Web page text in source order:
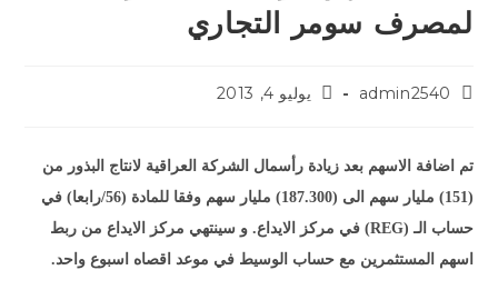
لمصرف سومر التجاري
admin2540 يوليو 4, 2013
تم اضافة الاسهم بعد زيادة رأسمال الشركة العراقية لانتاج البذور من
(151) مليار سهم الى (187.300) مليار سهم وفقا للمادة (56/رابعا) في
حساب الـ (REG) في مركز الايداع. و سينتهي مركز الايداع من ربط
اسهم المستثمرين مع حساب الوسيط في موعد اقصاه اسبوع واحد.